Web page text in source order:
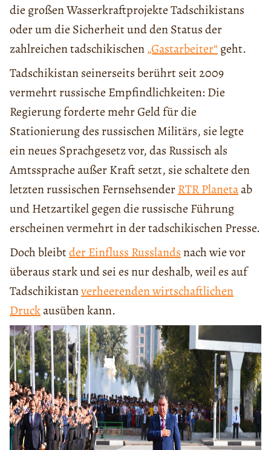
die großen Wasserkraftprojekte Tadschikistans
oder um die Sicherheit und den Status der
zahlreichen tadschikischen„Gastarbeiter“ geht.
Tadschikistan seinerseits berührt seit 2009
vermehrt russische Empfindlichkeiten: Die
Regierung forderte mehr Geld für die
Stationierung des russischen Militärs, sie legte
ein neues Sprachgesetz vor, das Russisch als
Amtssprache außer Kraft setzt, sie schaltete den
letzten russischen FernsehsenderRTR Planetaab
und Hetzartikel gegen die russische Führung
erscheinen vermehrt in der tadschikischen Presse.
Doch bleibtder Einfluss Russlandsnach wie vor
überaus stark und sei es nur deshalb, weil es auf
Tadschikistanverheerenden wirtschaftlichen
Druckausüben kann.